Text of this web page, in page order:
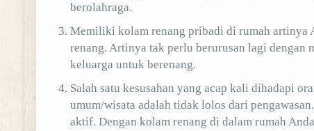
berolahraga.
Memiliki kolam renang pribadi di rumah artinya
renang. Artinya tak perlu berurusan lagi dengan
keluarga untuk berenang.
Salah satu kesusahan yang acap kali dihadapi
umum/wisata adalah tidak lolos dari
aktif. Dengan kolam renang di dalam rumah